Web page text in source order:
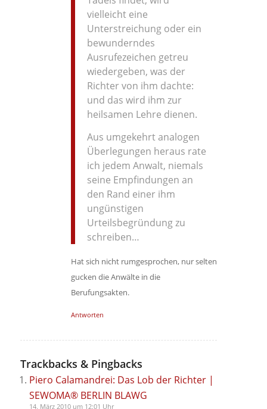
vielleicht eine
Unterstreichung oder ein
bewunderndes
Ausrufezeichen getreu
wiedergeben, was der
Richter von ihm dachte:
und das wird ihm zur
heilsamen Lehre dienen.
Aus umgekehrt analogen
Überlegungen heraus rate
ich jedem Anwalt, niemals
seine Empfindungen an
den Rand einer ihm
ungünstigen
Urteilsbegründung zu
schreiben…
Hat sich nicht rumgesprochen, nur selten
gucken die Anwälte in die
Berufungsakten.
Antworten
Trackbacks & Pingbacks
Piero Calamandrei: Das Lob der Richter |
SEWOMA® BERLIN BLAWG
14. März 2010 um 12:01 Uhr